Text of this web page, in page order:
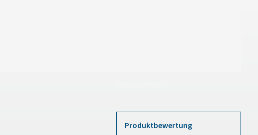
Produktbewertung